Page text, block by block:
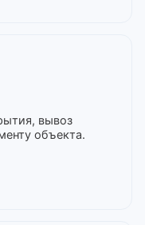
вывоз
объекта.